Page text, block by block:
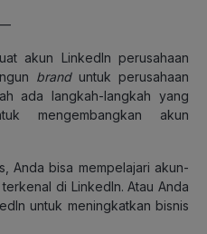
akun LinkedIn perusahaan
brand untuk perusahaan
ada langkah-langkah yang
mengembangkan akun
Anda bisa mempelajari akun-
di LinkedIn. Atau Anda
untuk meningkatkan bisnis